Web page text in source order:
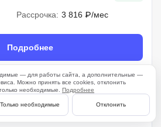
Рассрочка: 3 816 ₽/мес
Подробнее
261 отзыв
— для работы сайта, а дополнительные —
Можно принять все cookies, отклонить
необходимые. Подробнее
Только необходимые Отклонить